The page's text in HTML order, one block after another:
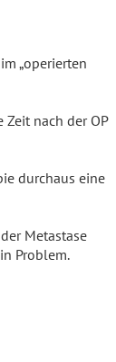
„operierten
nach der OP
durchaus eine
Metastase
Problem.